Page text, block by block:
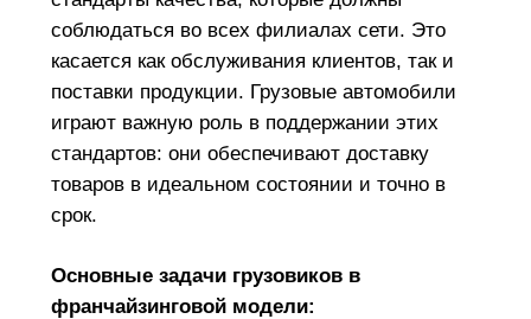
соблюдаться во всех филиалах сети. Это
касается как обслуживания клиентов, так и
поставки продукции. Грузовые автомобили
играют важную роль в поддержании этих
стандартов: они обеспечивают доставку
товаров в идеальном состоянии и точно в
срок.
Основные задачи грузовиков в
франчайзинговой модели: